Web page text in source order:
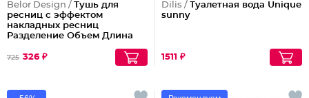
Belor Design / Тушь для
ресниц с эффектом
накладных ресниц
Разделение Объем Длина
725 326 ₽
Dilis / Туалетная вода Unique
sunny
1511 ₽